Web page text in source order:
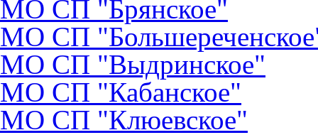
МО СП "Брянское"
МО СП
МО СП "Выдринское"
МО СП "Кабанское"
МО СП "Клюевское"